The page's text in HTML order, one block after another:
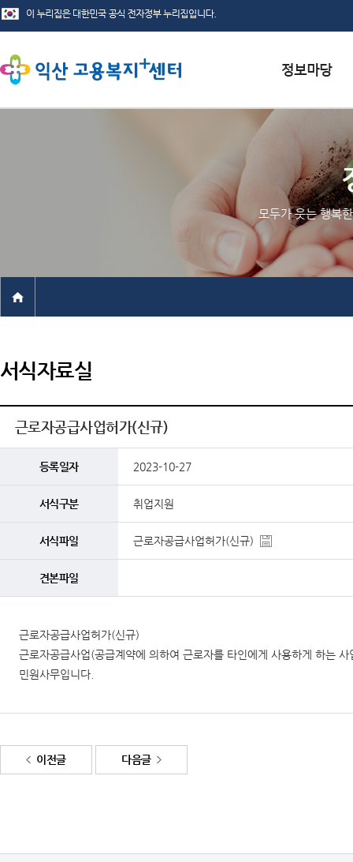
채용정보
인재정보
관련사이트
모두가 웃는 행복
서식자료실
근로자공급사업허가(신규)
등록일자 2023-10-27
서식구분 취업지원
서식파일 근로자공급사업허가(신규)
견본파일
근로자공급사업허가(신규)
근로자공급사업(공급계약에 의하여 근로자를 타인에게 사용하게 하는
민원사무입니다.
이전글 다음글